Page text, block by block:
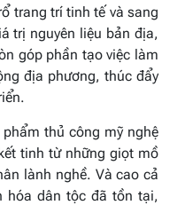
trang trí tinh tế và sang
trị nguyên liệu bản địa,
góp phần tạo việc làm
địa phương, thúc đẩy
thủ công mỹ nghệ
tinh từ những giọt mồ
lành nghề. Và cao cả
hóa dân tộc đã tồn tại,